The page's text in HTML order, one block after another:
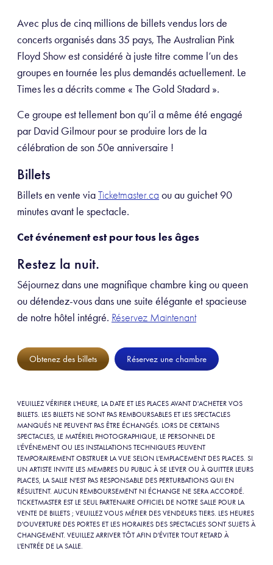
Avec plus de cinq millions de billets vendus lors de
concerts organisés dans 35 pays, The Australian Pink
Floyd Show est considéré à juste titre comme l’un des
groupes en tournée les plus demandés actuellement. Le
Times les a décrits comme « The Gold Stadard ».
Ce groupe est tellement bon qu’il a même été engagé
par David Gilmour pour se produire lors de la
célébration de son 50e anniversaire !
Billets
Billets en vente viaTicketmaster.ca ou au guichet 90
minutes avant le spectacle.
Cet événement est pour tous les âges
Restez la nuit.
Séjournez dans une magnifique chambre king ou queen
ou détendez-vous dans une suite élégante et spacieuse
de notre hôtel intégré. Réservez Maintenant
Obtenez des billets Réservez une chambre
VEUILLEZ VÉRIFIER L'HEURE, LA DATE ET LES PLACES AVANT D'ACHETER VOS
BILLETS. LES BILLETS NE SONT PAS REMBOURSABLES ET LES SPECTACLES
MANQUÉS NE PEUVENT PAS ÊTRE ÉCHANGÉS. LORS DE CERTAINS
SPECTACLES, LE MATÉRIEL PHOTOGRAPHIQUE, LE PERSONNEL DE
L'ÉVÉNEMENT OU LES INSTALLATIONS TECHNIQUES PEUVENT
TEMPORAIREMENT OBSTRUER LA VUE SELON L'EMPLACEMENT DES PLACES. SI
UN ARTISTE INVITE LES MEMBRES DU PUBLIC À SE LEVER OU À QUITTER LEURS
PLACES, LA SALLE N'EST PAS RESPONSABLE DES PERTURBATIONS QUI EN
RÉSULTENT. AUCUN REMBOURSEMENT NI ÉCHANGE NE SERA ACCORDÉ.
TICKETMASTER EST LE SEUL PARTENAIRE OFFICIEL DE NOTRE SALLE POUR LA
VENTE DE BILLETS ; VEUILLEZ VOUS MÉFIER DES VENDEURS TIERS. LES HEURES
D'OUVERTURE DES PORTES ET LES HORAIRES DES SPECTACLES SONT SUJETS À
CHANGEMENT. VEUILLEZ ARRIVER TÔT AFIN D'ÉVITER TOUT RETARD À
L'ENTRÉE DE LA SALLE.